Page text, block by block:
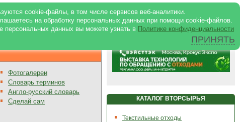
cookie-файлы, в том числе сервисов веб-аналитики.
на обработку персональных данных при помощи cookie-файлов.
персональных данных вы можете узнать в Политике конфиденциальности
ПРИНЯТЬ
портале|Реклама в журнале |
Фотогалереи
Словарь терминов
Англо-русский словарь
Сделай сам
КАТАЛОГ ВТОРСЫРЬЯ
Текстильные отходы